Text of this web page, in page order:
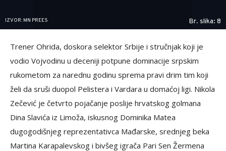
IZVOR: MN PREES Br. slika: 8
Trener Ohrida, doskora selektor Srbije i stručnjak koji je
vodio Vojvodinu u deceniji potpune dominacije srpskim
rukometom za narednu godinu sprema pravi drim tim koji
želi da sruši duopol Pelistera i Vardara u domaćoj ligi. Nikola
Zečević je četvrto pojačanje poslije hrvatskog golmana
Dina Slavića iz Limoža, iskusnog Dominika Matea
dugogodišnjeg reprezentativca Mađarske, srednjeg beka
Martina Karapalevskog i bivšeg igrača Pari Sen Žermena